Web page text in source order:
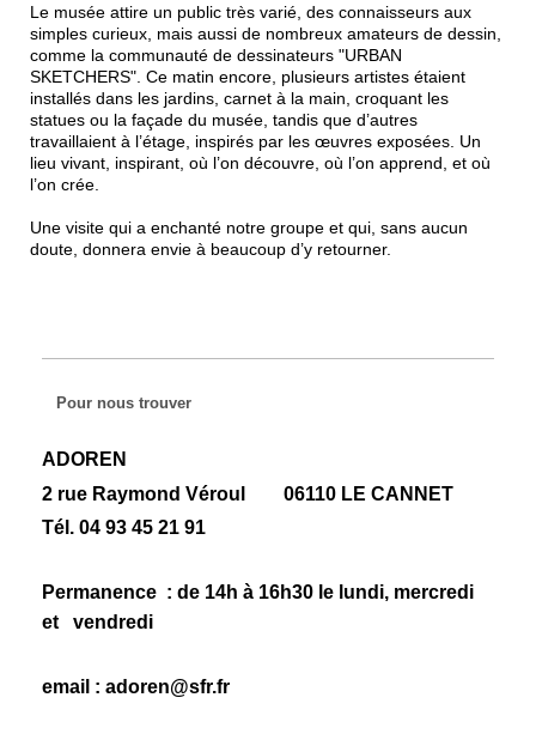
Le musée attire un public très varié, des connaisseurs aux
simples curieux, mais aussi de nombreux amateurs de dessin,
comme la communauté de dessinateurs "URBAN
SKETCHERS". Ce matin encore, plusieurs artistes étaient
installés dans les jardins, carnet à la main, croquant les
statues ou la façade du musée, tandis que d’autres
travaillaient à l’étage, inspirés par les œuvres exposées. Un
lieu vivant, inspirant, où l’on découvre, où l’on apprend, et où
l’on crée.
Une visite qui a enchanté notre groupe et qui, sans aucun
doute, donnera envie à beaucoup d’y retourner.
Pour nous trouver
ADOREN
2 rue Raymond Véroul 06110 LE CANNET
Tél. 04 93 45 21 91
Permanence : de 14h à 16h30 le lundi, mercredi
et vendredi
email : adoren@sfr.fr